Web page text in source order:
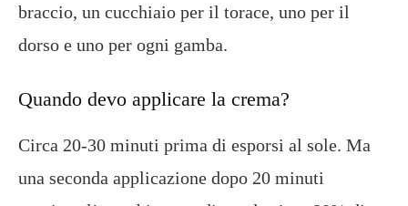
braccio, un cucchiaio per il torace, uno per il
dorso e uno per ogni gamba.
Quando devo applicare la crema?
Circa 20-30 minuti prima di esporsi al sole. Ma
una seconda applicazione dopo 20 minuti